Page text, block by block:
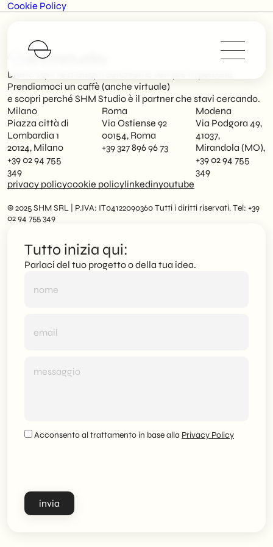
Cookie Policy
shmstudio
Dietro ogni tecnologia cerchiamo sempre la persona.
Prendiamoci un caffè (anche virtuale)
e scopri perché SHM Studio è il partner che stavi cercando.
Milano
Piazza città di
Lombardia 1
20124, Milano
+39 02 94 755
349
Roma
Via Ostiense 92
00154, Roma
+39 327 896 96 73
Modena
Via Podgora 49,
41037,
Mirandola (MO),
+39 02 94 755
349
privacy policycookie policylinkedinyoutube
© 2025 SHM SRL | P.IVA: IT04122090360 Tutti i diritti riservati. Tel: +39
02 94 755 349
Tutto inizia qui:
Parlaci del tuo progetto o della tua idea.
Acconsento al trattamento in base alla Privacy Policy